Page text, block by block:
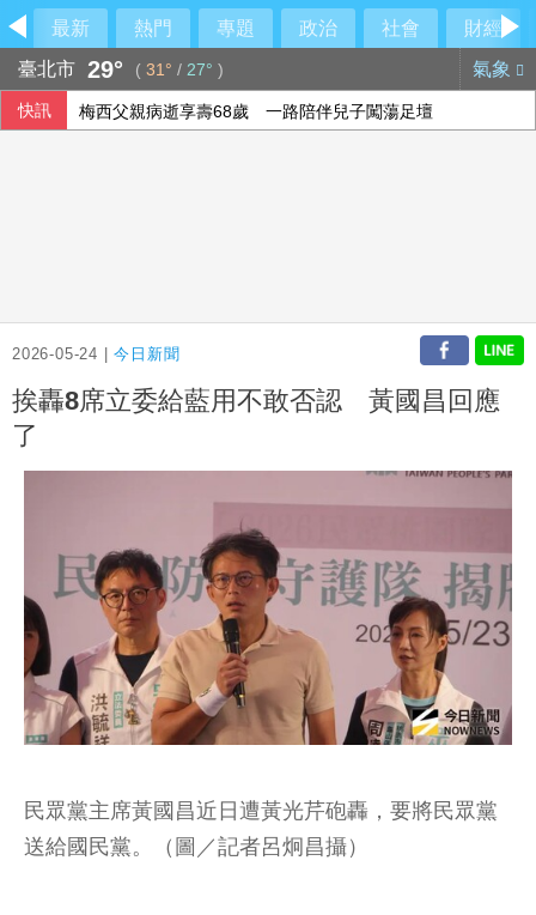
最新 熱門 專題 政治 社會
財經
臺北市 29° ( 31° / 27° ) 氣象
快訊 梅西父親病逝享壽68歲 一路陪伴兒子闖蕩足壇
2026-05-24 |今日新聞
挨轟8席立委給藍用不敢否認 黃國昌回應
了
民眾黨主席黃國昌近日遭黃光芹砲轟，要將民眾黨
送給國民黨。（圖／記者呂炯昌攝）